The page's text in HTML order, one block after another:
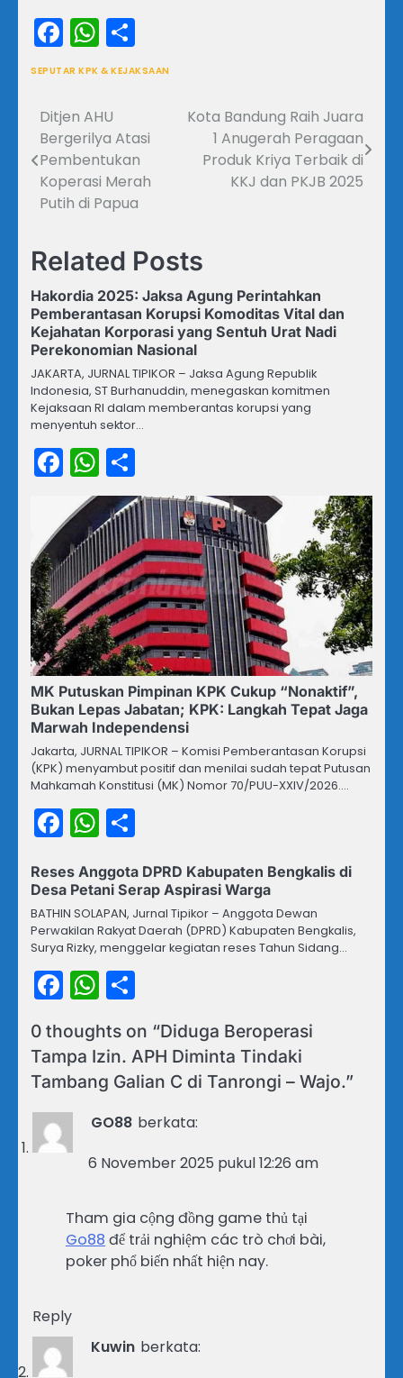
Facebook
WhatsApp
SEPUTAR KPK & KEJAKSAAN
Navigasi
pos
Ditjen AHU
Bergerilya Atasi
Pembentukan
Koperasi Merah
Putih di Papua
Kota Bandung Raih Juara
1 Anugerah Peragaan
Produk Kriya Terbaik di
KKJ dan PKJB 2025
Related Posts
Hakordia 2025: Jaksa Agung Perintahkan
Pemberantasan Korupsi Komoditas Vital dan
Kejahatan Korporasi yang Sentuh Urat Nadi
Perekonomian Nasional
JAKARTA, JURNAL TIPIKOR – Jaksa Agung Republik
Indonesia, ST Burhanuddin, menegaskan komitmen
Kejaksaan RI dalam memberantas korupsi yang
menyentuh sektor…
Facebook
WhatsApp
MK Putuskan Pimpinan KPK Cukup “Nonaktif”,
Bukan Lepas Jabatan; KPK: Langkah Tepat Jaga
Marwah Independensi
Jakarta, JURNAL TIPIKOR – Komisi Pemberantasan Korupsi
(KPK) menyambut positif dan menilai sudah tepat Putusan
Mahkamah Konstitusi (MK) Nomor 70/PUU-XXIV/2026.…
Facebook
WhatsApp
Reses Anggota DPRD Kabupaten Bengkalis di
Desa Petani Serap Aspirasi Warga
BATHIN SOLAPAN, Jurnal Tipikor – Anggota Dewan
Perwakilan Rakyat Daerah (DPRD) Kabupaten Bengkalis,
Surya Rizky, menggelar kegiatan reses Tahun Sidang…
Facebook
WhatsApp
0 thoughts on “Diduga Beroperasi
Tampa Izin. APH Diminta Tindaki
Tambang Galian C di Tanrongi – Wajo.”
GO88 berkata:
6 November 2025 pukul 12:26 am
Tham gia cộng đồng game thủ tại
Go88 để trải nghiệm các trò chơi bài,
poker phổ biến nhất hiện nay.
Reply
Kuwin berkata: